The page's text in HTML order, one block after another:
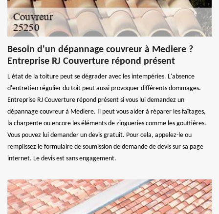
Besoin d'un dépannage couvreur à Mediere ?
Entreprise RJ Couverture répond présent
L'état de la toiture peut se dégrader avec les intempéries. L'absence
d'entretien régulier du toit peut aussi provoquer différents dommages.
Entreprise RJ Couverture répond présent si vous lui demandez un
dépannage couvreur à Mediere. Il peut vous aider à réparer les faîtages,
la charpente ou encore les éléments de zingueries comme les gouttières.
Vous pouvez lui demander un devis gratuit. Pour cela, appelez-le ou
remplissez le formulaire de soumission de demande de devis sur sa page
internet. Le devis est sans engagement.